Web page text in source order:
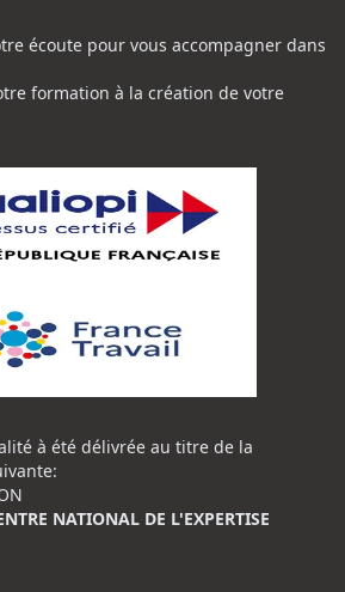
écoute pour vous accompagner dans
formation à la création de votre
à été délivrée au titre de la
NATIONAL DE L'EXPERTISE